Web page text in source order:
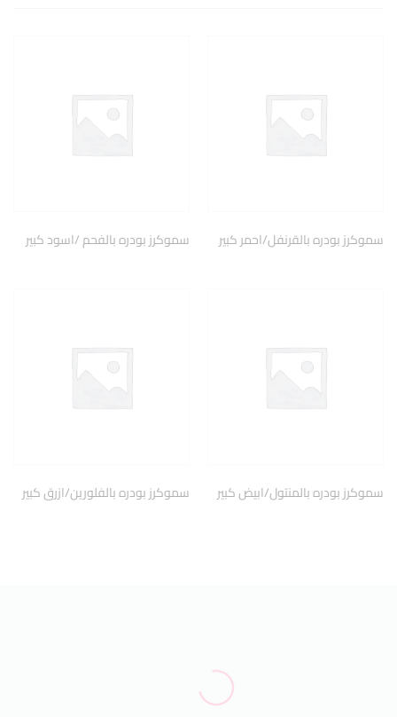
سموكرز بودره بالقرنفل/احمر كبير سموكرز بودره بالفحم /اسود كبير
سموكرز بودره بالمنتول/ابيض كبير سموكرز بودره بالفلورين/ازرق كبير